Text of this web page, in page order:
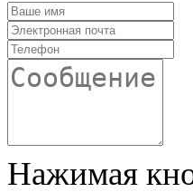
Нажимая